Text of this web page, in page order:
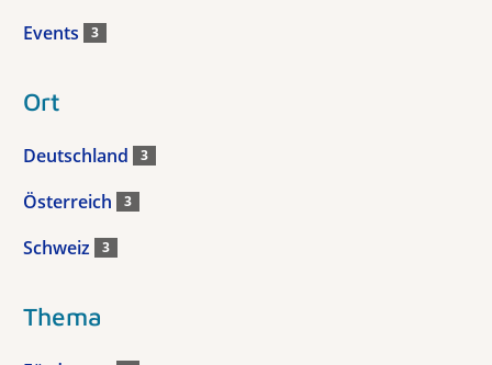
Events 3
Ort
Deutschland 3
Österreich 3
Schweiz 3
Thema